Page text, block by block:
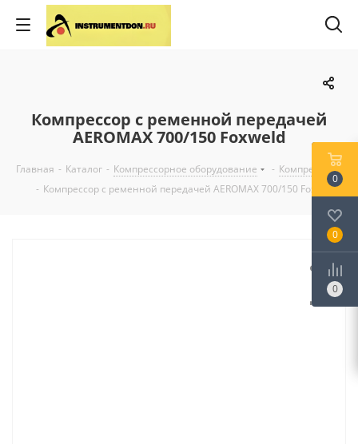
Компрессор с ременной передачей
AEROMAX 700/150 Foxweld
Главная - Каталог - Компрессорное оборудование - Компрессоры
- Компрессор с ременной передачей AEROMAX 700/150 Foxweld
0
0
0